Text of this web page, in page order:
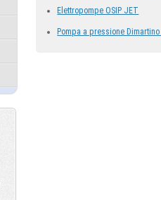
Elettropompe OSIP JET
Pompa a pressione